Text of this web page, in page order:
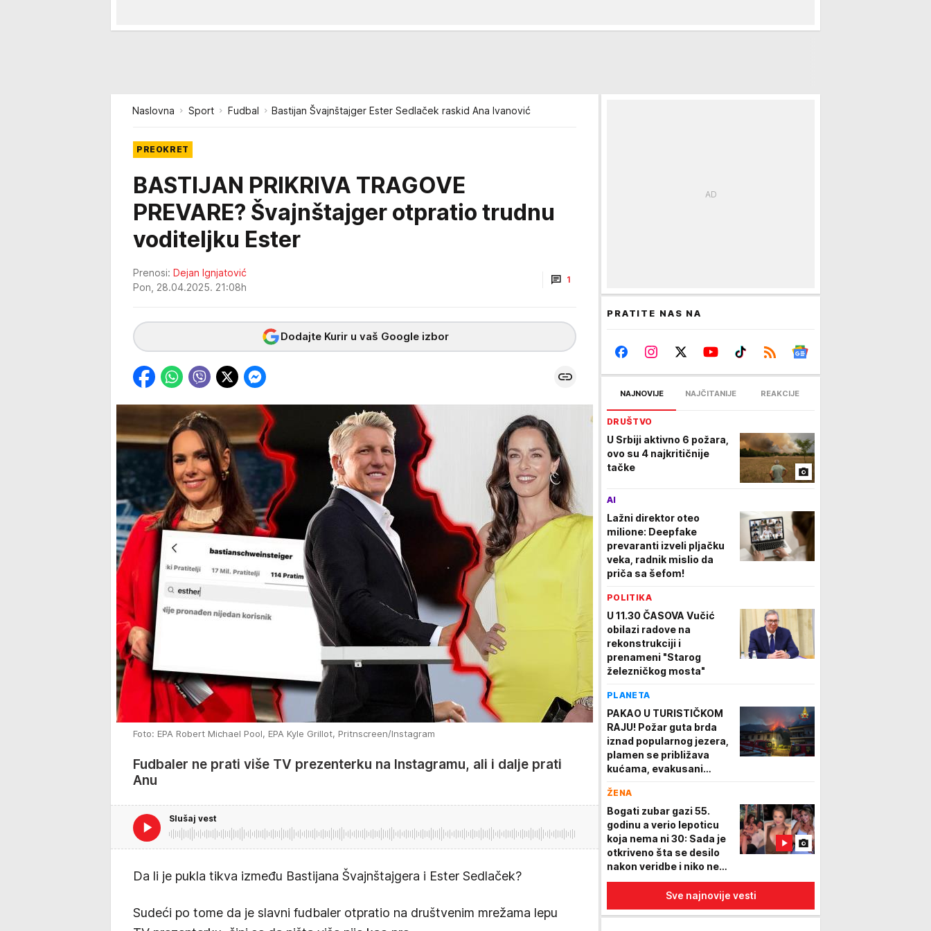
Naslovna Sport Fudbal Bastijan Švajnštajger Ester Sedlaček raskid Ana Ivanović
PREOKRET
BASTIJAN PRIKRIVA TRAGOVE
PREVARE? Švajnštajger otpratio trudnu
voditeljku Ester
Prenosi: Dejan Ignjatović
Pon, 28.04.2025. 21:08h
1
Dodajte Kurir u vaš Google izbor
Foto: EPA Robert Michael Pool, EPA Kyle Grillot, Pritnscreen/Instagram
Fudbaler ne prati više TV prezenterku na Instagramu, ali i dalje prati
Anu
Slušaj vest
Da li je pukla tikva između Bastijana Švajnštajgera i Ester Sedlaček?
Sudeći po tome da je slavni fudbaler otpratio na društvenim mrežama lepu
PRATITE NAS NA
NAJNOVIJE NAJČITANIJE REAKCIJE
DRUŠTVO
U Srbiji aktivno 6 požara,
ovo su 4 najkritičnije
tačke
AI
Lažni direktor oteo
milione: Deepfake
prevaranti izveli pljačku
veka, radnik mislio da
priča sa šefom!
POLITIKA
U 11.30 ČASOVA Vučić
obilazi radove na
rekonstrukciji i
prenameni "Starog
železničkog mosta"
PLANETA
PAKAO U TURISTIČKOM
RAJU! Požar guta brda
iznad popularnog jezera,
plamen se približava
kućama, evakusani
helikopteri i avioni
(VIDEO)
ŽENA
Bogati zubar gazi 55.
godinu a verio lepoticu
koja nema ni 30: Sada je
otkriveno šta se desilo
nakon veridbe i niko ne
može da veruje
Sve najnovije vesti